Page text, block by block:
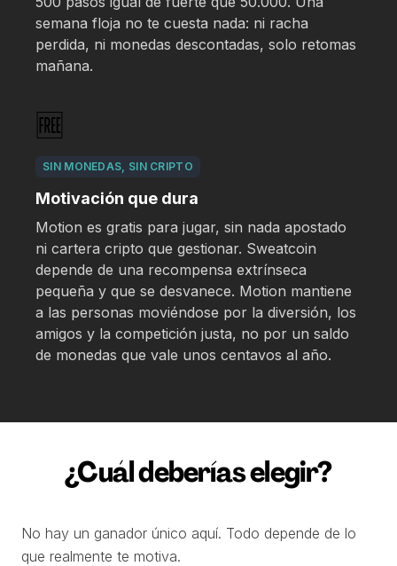
semana floja no te cuesta nada: ni racha
perdida, ni monedas descontadas, solo retomas
mañana.
🆓
SIN MONEDAS, SIN CRIPTO
Motivación que dura
Motion es gratis para jugar, sin nada apostado
ni cartera cripto que gestionar. Sweatcoin
depende de una recompensa extrínseca
pequeña y que se desvanece. Motion mantiene
a las personas moviéndose por la diversión, los
amigos y la competición justa, no por un saldo
de monedas que vale unos centavos al año.
¿Cuál deberías elegir?
No hay un ganador único aquí. Todo depende de lo
que realmente te motiva.